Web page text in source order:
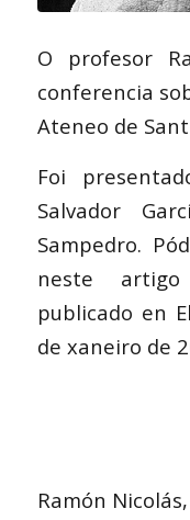
O profesor
conferencia
Ateneo de
Foi
Salvador
Sampedro.
neste
publicado en
de xaneiro de
Ramón